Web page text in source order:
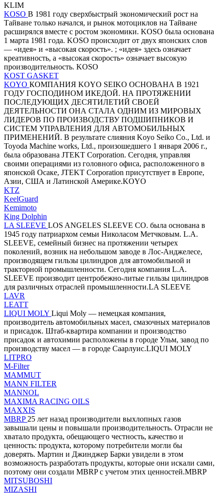
KLIM
KOSO В 1981 году сверхбыстрый экономический рост на
Тайване только начался, и рынок мотоциклов на Тайване
расширялся вместе с ростом экономики. KOSO была основана
1 марта 1981 года. KOSO происходит от двух японских слов
— «идея» и «высокая скорость». ; «идея» здесь означает
креативность, а «высокая скорость» означает высокую
производительность. KOSO
KOST GASKET
KOYO КОМПАНИЯ KOYO SEIKO ОСНОВАНА В 1921
ГОДУ ГОСПОДИНОМ ИКЕДОЙ. НА ПРОТЯЖЕНИИ
ПОСЛЕДУЮЩИХ ДЕСЯТИЛЕТИЙ СВОЕЙ
ДЕЯТЕЛЬНОСТИ ОНА СТАЛА ОДНИМ ИЗ МИРОВЫХ
ЛИДЕРОВ ПО ПРОИЗВОДСТВУ ПОДШИПНИКОВ И
СИСТЕМ УПРАВЛЕНИЯ ДЛЯ АВТОМОБИЛЬНЫХ
ПРИМЕНЕНИЙ. В результате слияния Koyo Seiko Co., Ltd. и
Toyoda Machine works, Ltd., произошедшего 1 января 2006 г.,
была образована JTEKT Corporation. Сегодня, управляя
своими операциями из головного офиса, расположенного в
японской Осаке, JTEKT Corporation присутствует в Европе,
Азии, США и Латинской Америке.KOYO
KTZ
KeelGuard
Kemimoto
King Dolphin
LA SLEEVE LOS ANGELES SLEEVE CO. была основана в
1945 году патриархом семьи Николасом Метчковым. L.A.
SLEEVE, семейный бизнес на протяжении четырех
поколений, возник на небольшом заводе в Лос-Анджелесе,
производящем гильзы цилиндров для автомобильной и
тракторной промышленности. Сегодня компания L.A.
SLEEVE производит центробежно-литые гильзы цилиндров
для различных отраслей промышленности.LA SLEEVE
LAVR
LEATT
LIQUI MOLY Liqui Moly — немецкая компания,
производитель автомобильных масел, смазочных материалов
и присадок. Штаб-квартира компании и производство
присадок и автохимии расположены в городе Ульм, завод по
производству масел — в городе Саарлуис.LIQUI MOLY
LITPRO
M-Filter
MAMMUT
MANN FILTER
MANNOL
MAXIMA RACING OILS
MAXXIS
MBRP 25 лет назад производители выхлопных газов
завышали цены и повышали производительность. Отрасли не
хватало продукта, обещающего честность, качество и
ценность: продукта, которому потребители могли бы
доверять. Мартин и Джинджер Барки увидели в этом
возможность разработать продукты, которые они искали сами,
поэтому они создали MBRP с учетом этих ценностей.MBRP
MITSUBOSHI
MIZASHI